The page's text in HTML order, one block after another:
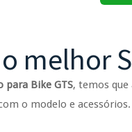
melhor
para Bike GTS, temos que
o modelo e acessórios.